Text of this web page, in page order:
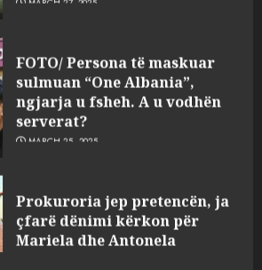
ngjarja u fsheh. A u vodhën
serverat?
MARCH 25, 2025
Mariela dhe Antonela
Berishën
MARCH 25, 2025